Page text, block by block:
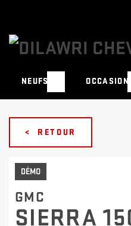
NEUFS OCCASION
< RETOUR
DÉMO
GMC
SIERRA